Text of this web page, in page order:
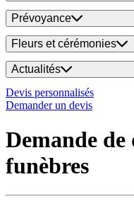
Prévoyance
Fleurs et cérémonies
Actualités
Devis personnalisés
Demander un devis
Demande de
funèbres